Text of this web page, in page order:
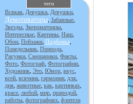
теги
Всякая, Девушка, Девушки,
Демотиваторы, Забавные,
Звезды, Звероматрицы,
Интересные, Картины, Наш,
Обои, Пейзажи, Подборка,
Понедельник, Природа,
Рисунки, Смешарики, Факты,
Фото, Фотограф, Фотографии,
Художник, Это, Юмор, вкус,
всей, всячина, гармонии, для,
дня, животные, как, картинках,
красе, любой, мир, природой,
работы, фотографиях, фэнтези